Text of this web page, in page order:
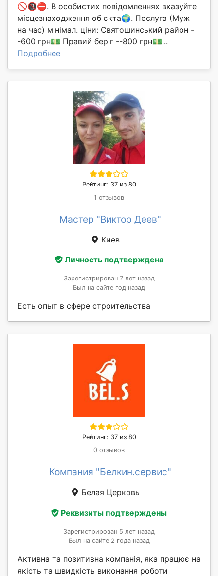
🚫📵⛔. В особистих повідомленнях вказуйте
місцезнаходження об єкта🌍. Послуга (Муж
на час) мінімал. ціни: Святошинський район -
-600 грн💵 Правий беріг --800 грн💵...
Подробнее
Рейтинг: 37 из 80
1 отзывов
Мастер "Виктор Деев"
Киев
Личность подтверждена
Зарегистрирован 7 лет назад
Был на сайте год назад
Есть опыт в сфере строительства
Рейтинг: 37 из 80
0 отзывов
Компания "Белкин.сервис"
Белая Церковь
Реквизиты подтверждены
Зарегистрирован 5 лет назад
Был на сайте 2 года назад
Активна та позитивна компанія, яка працює на
якість та швидкість виконання роботи